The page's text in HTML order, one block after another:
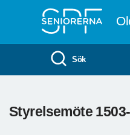
Sök
Styrelsemöte